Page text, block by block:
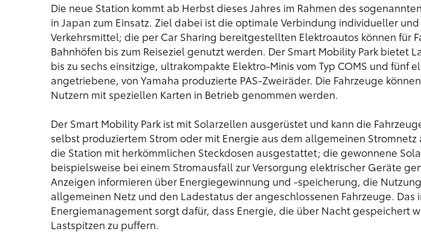
Die neue Station kommt ab Herbst dieses Jahres im Rahmen des
in Japan zum Einsatz. Ziel dabei ist die optimale Verbindung individueller
Verkehrsmittel; die per Car Sharing bereitgestellten Elektroautos können für
Bahnhöfen bis zum Reiseziel genutzt werden. Der Smart Mobility Park bietet
bis zu sechs einsitzige, ultrakompakte Elektro-Minis vom Typ COMS und fünf
angetriebene, von Yamaha produzierte PAS-Zweiräder. Die Fahrzeuge
Nutzern mit speziellen Karten in Betrieb genommen werden.
Der Smart Mobility Park ist mit Solarzellen ausgerüstet und kann die
selbst produziertem Strom oder mit Energie aus dem allgemeinen
die Station mit herkömmlichen Steckdosen ausgestattet; die gewonnene
beispielsweise bei einem Stromausfall zur Versorgung elektrischer Geräte
Anzeigen informieren über Energiegewinnung und -speicherung, die
allgemeinen Netz und den Ladestatus der angeschlossenen Fahrzeuge. Das
Energiemanagement sorgt dafür, dass Energie, die über Nacht gespeichert
Lastspitzen zu puffern.